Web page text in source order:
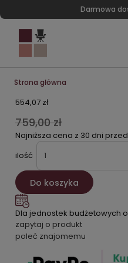
Darmowa
Strona główna
554,07 zł
759,00 zł
Najniższa cena z 30 dni
ilość
Do koszyka
Dla jednostek budżetowych
zapytaj o produkt
poleć znajomemu